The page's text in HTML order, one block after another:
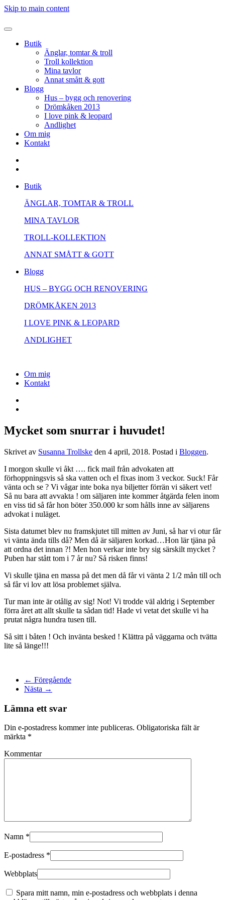
Skip to main content
Butik
Änglar, tomtar & troll
Troll kollektion
Mina tavlor
Annat smått & gott
Blogg
Hus – bygg och renovering
Drömkåken 2013
I love pink & leopard
Andlighet
Om mig
Kontakt
Butik
ÄNGLAR, TOMTAR & TROLL
MINA TAVLOR
TROLL-KOLLEKTION
ANNAT SMÅTT & GOTT
Blogg
HUS – BYGG OCH RENOVERING
DRÖMKÅKEN 2013
I LOVE PINK & LEOPARD
ANDLIGHET
Om mig
Kontakt
Mycket som snurrar i huvudet!
Skrivet av Susanna Trollske den 4 april, 2018. Postad i Bloggen.
I morgon skulle vi åkt …. fick mail från advokaten att
förhoppningsvis så ska vatten och el fixas inom 3 veckor. Suck! Får
vänta och se ? Vi vågar inte boka nya biljetter förrän vi säkert vet!
Så nu bara att avvakta ! om säljaren inte kommer åtgärda felen inom
en viss tid så får hon böter 350.000 kr som hålls inne av säljarens
advokat i nuläget.
Sista datumet blev nu framskjutet till mitten av Juni, så har vi otur får
vi vänta ända tills då? Men då är säljaren korkad…Hon lär tjäna på
att ordna det innan ?! Men hon verkar inte bry sig särskilt mycket ?
Puben har stått tom i 7 år nu? Så risken finns!
Vi skulle tjäna en massa på det men då får vi vänta 2 1/2 mån till och
så får vi lov att lösa problemet själva.
Tur man inte är otålig av sig! Not! Vi trodde väl aldrig i September
förra året att allt skulle ta sådan tid! Hade vi vetat det skulle vi ha
prutat några hundra tusen till.
Så sitt i båten ! Och invänta besked ! Klättra på väggarna och tvätta
lite så länge!!!
← Föregående
Nästa →
Lämna ett svar
Din e-postadress kommer inte publiceras. Obligatoriska fält är
märkta *
Kommentar
Namn *
E-postadress *
Webbplats
Spara mitt namn, min e-postadress och webbplats i denna